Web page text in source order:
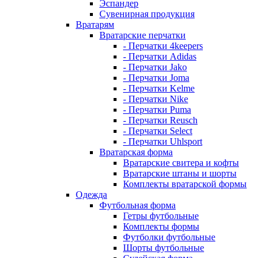
Эспандер
Сувенирная продукция
Вратарям
Вратарские перчатки
- Перчатки 4keepers
- Перчатки Adidas
- Перчатки Jako
- Перчатки Joma
- Перчатки Kelme
- Перчатки Nike
- Перчатки Puma
- Перчатки Reusch
- Перчатки Select
- Перчатки Uhlsport
Вратарская форма
Вратарские свитера и кофты
Вратарские штаны и шорты
Комплекты вратарской формы
Одежда
Футбольная форма
Гетры футбольные
Комплекты формы
Футболки футбольные
Шорты футбольные